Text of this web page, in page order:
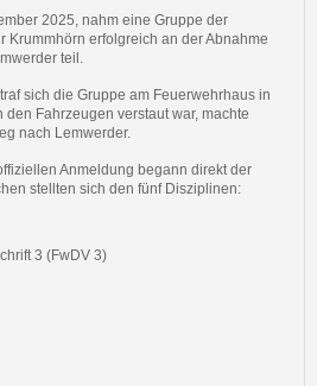
2025, nahm eine Gruppe der
Krummhörn erfolgreich an der Abnahme
teil.
sich die Gruppe am Feuerwehrhaus in
den Fahrzeugen verstaut war, machte
nach Lemwerder.
Anmeldung begann direkt der
stellten sich den fünf Disziplinen:
3 (FwDV 3)